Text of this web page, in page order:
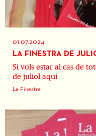
01.07.2024
LA FINESTRA DE
Si vols estar al cas de
de juliol aquí
La Finestra